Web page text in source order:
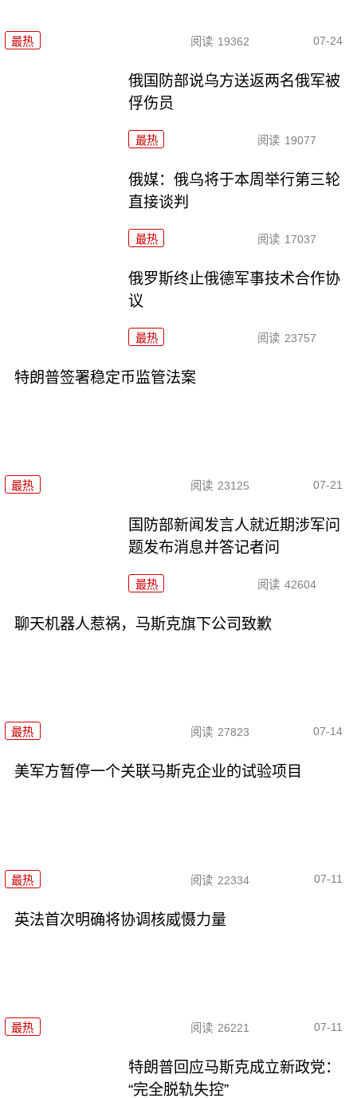
最热 阅读 19362 07-24
俄国防部说乌方送返两名俄军被
俘伤员
最热 阅读 19077
俄媒：俄乌将于本周举行第三轮
直接谈判
最热 阅读 17037
俄罗斯终止俄德军事技术合作协
议
最热 阅读 23757
特朗普签署稳定币监管法案
最热 阅读 23125 07-21
国防部新闻发言人就近期涉军问
题发布消息并答记者问
最热 阅读 42604
聊天机器人惹祸，马斯克旗下公司致歉
最热 阅读 27823 07-14
美军方暂停一个关联马斯克企业的试验项目
最热 阅读 22334 07-11
英法首次明确将协调核威慑力量
最热 阅读 26221 07-11
特朗普回应马斯克成立新政党：
“完全脱轨失控”